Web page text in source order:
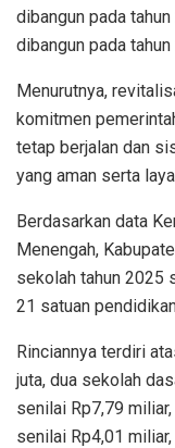
dibangun pada
dibangun pada tahun
Menurutnya,
komitmen
tetap berjalan dan
yang aman serta
Berdasarkan data
Menengah,
sekolah tahun 2025
21 satuan
Rinciannya terdiri
juta, dua sekolah
senilai Rp7,79
senilai Rp4,01